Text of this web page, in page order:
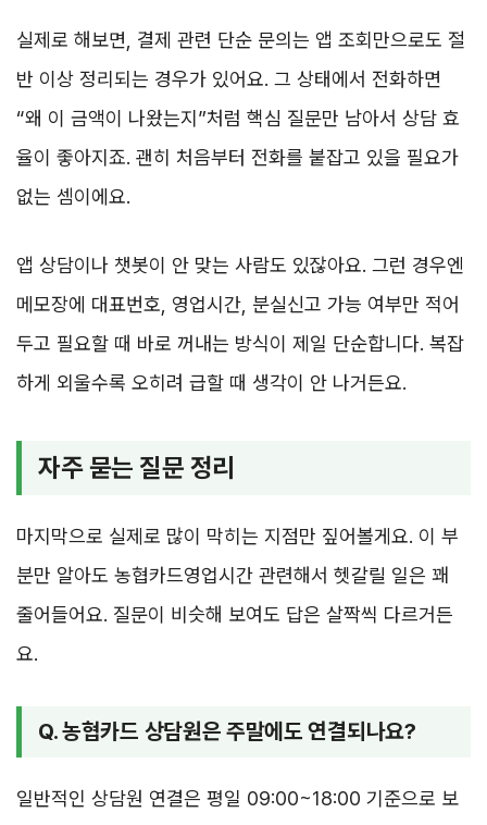
실제로 해보면, 결제 관련 단순 문의는 앱 조회만으로도 절
반 이상 정리되는 경우가 있어요. 그 상태에서 전화하면
“왜 이 금액이 나왔는지”처럼 핵심 질문만 남아서 상담 효
율이 좋아지죠. 괜히 처음부터 전화를 붙잡고 있을 필요가
없는 셈이에요.
앱 상담이나 챗봇이 안 맞는 사람도 있잖아요. 그런 경우엔
메모장에 대표번호, 영업시간, 분실신고 가능 여부만 적어
두고 필요할 때 바로 꺼내는 방식이 제일 단순합니다. 복잡
하게 외울수록 오히려 급할 때 생각이 안 나거든요.
자주 묻는 질문 정리
마지막으로 실제로 많이 막히는 지점만 짚어볼게요. 이 부
분만 알아도 농협카드영업시간 관련해서 헷갈릴 일은 꽤
줄어들어요. 질문이 비슷해 보여도 답은 살짝씩 다르거든
요.
Q. 농협카드 상담원은 주말에도 연결되나요?
일반적인 상담원 연결은 평일 09:00~18:00 기준으로 보